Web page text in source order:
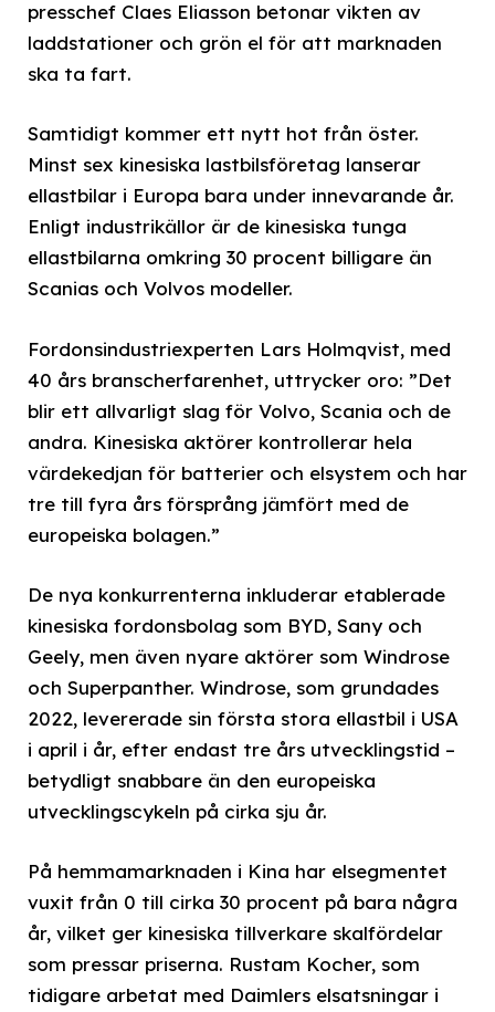
presschef Claes Eliasson betonar vikten av
laddstationer och grön el för att marknaden
ska ta fart.
Samtidigt kommer ett nytt hot från öster.
Minst sex kinesiska lastbilsföretag lanserar
ellastbilar i Europa bara under innevarande år.
Enligt industrikällor är de kinesiska tunga
ellastbilarna omkring 30 procent billigare än
Scanias och Volvos modeller.
Fordonsindustriexperten Lars Holmqvist, med
40 års branscherfarenhet, uttrycker oro: ”Det
blir ett allvarligt slag för Volvo, Scania och de
andra. Kinesiska aktörer kontrollerar hela
värdekedjan för batterier och elsystem och har
tre till fyra års försprång jämfört med de
europeiska bolagen.”
De nya konkurrenterna inkluderar etablerade
kinesiska fordonsbolag som BYD, Sany och
Geely, men även nyare aktörer som Windrose
och Superpanther. Windrose, som grundades
2022, levererade sin första stora ellastbil i USA
i april i år, efter endast tre års utvecklingstid –
betydligt snabbare än den europeiska
utvecklingscykeln på cirka sju år.
På hemmamarknaden i Kina har elsegmentet
vuxit från 0 till cirka 30 procent på bara några
år, vilket ger kinesiska tillverkare skalfördelar
som pressar priserna. Rustam Kocher, som
tidigare arbetat med Daimlers elsatsningar i